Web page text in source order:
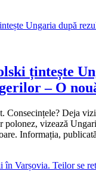
țintește
– O
Consecințele? Deja
polonez, vizează
Informația,